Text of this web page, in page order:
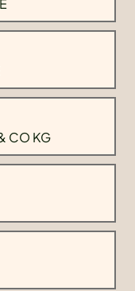
CO KG